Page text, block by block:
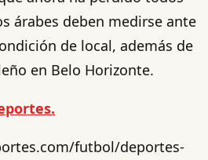
árabes deben medirse ante
de local, además de
en Belo Horizonte.
futbol/deportes-